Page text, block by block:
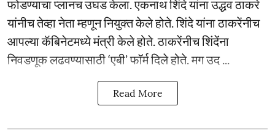
फोडण्याचा प्लानच उघड केला. एकनाथ शिंदे यांना उद्धव ठाकरे
यांनीच तेव्हा नेता म्हणून नियुक्त केले होते. शिंदे यांना ठाकरेंनीच
आपल्या कॅबिनेटमध्ये मंत्री केले होते. ठाकरेंनीच शिंदेंना
निवडणूक लढवण्यासाठी ‘एबी’ फॉर्म दिले होते. मग उद ...
Read More